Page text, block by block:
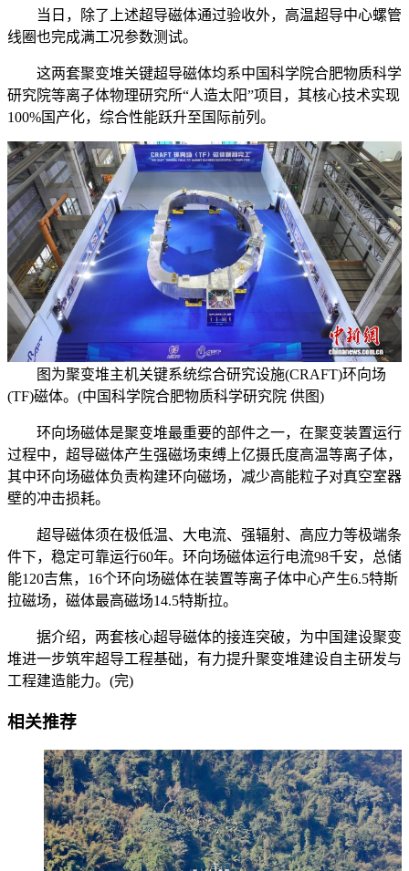
当日，除了上述超导磁体通过验收外，高温超导中心螺管
线圈也完成满工况参数测试。
这两套聚变堆关键超导磁体均系中国科学院合肥物质科学
研究院等离子体物理研究所“人造太阳”项目，其核心技术实现
100%国产化，综合性能跃升至国际前列。
图为聚变堆主机关键系统综合研究设施(CRAFT)环向场
(TF)磁体。(中国科学院合肥物质科学研究院 供图)
环向场磁体是聚变堆最重要的部件之一，在聚变装置运行
过程中，超导磁体产生强磁场束缚上亿摄氏度高温等离子体，
其中环向场磁体负责构建环向磁场，减少高能粒子对真空室器
壁的冲击损耗。
超导磁体须在极低温、大电流、强辐射、高应力等极端条
件下，稳定可靠运行60年。环向场磁体运行电流98千安，总储
能120吉焦，16个环向场磁体在装置等离子体中心产生6.5特斯
拉磁场，磁体最高磁场14.5特斯拉。
据介绍，两套核心超导磁体的接连突破，为中国建设聚变
堆进一步筑牢超导工程基础，有力提升聚变堆建设自主研发与
工程建造能力。(完)
相关推荐